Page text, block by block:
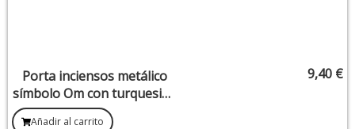
Porta inciensos metálico
símbolo Om con turquesina
8 cm
9,40 €
Añadir al carrito